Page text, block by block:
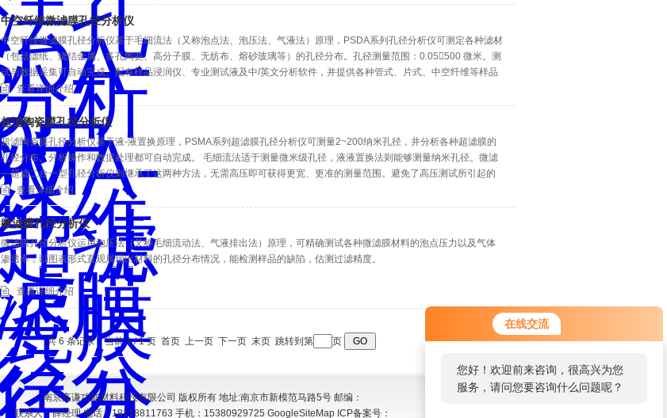
在线交流
您好！欢迎前来咨询，很高兴为您
服务，请问您要咨询什么问题呢？
中空纤维微滤膜孔径分析仪
中空纤维微滤膜孔径分析仪基于毛细流法（又称泡点法、泡压法、气液法）原理，PSDA系列孔径分析仪可测定各种滤材
（包括滤纸、烧结金属、多孔陶瓷、高分子膜、无纺布、熔砂玻璃等）的孔径分布。孔径测量范围：0.05500 微米。测
试与数据采集可自动完成。配有样品浸润仪、专业测试液及中/英文分析软件，并提供各种管式、片式、中空纤维等样品
测试组件。仪器国内并出口新西兰、韩国、马来西亚等。
查看详细介绍
超滤陶瓷膜孔径分析仪
超滤陶瓷膜孔径分析仪基于液-液置换原理，PSMA系列超滤膜孔径分析仪可测量2~200纳米孔径，并分析各种超滤膜的
孔径分布。分析操作和数据处理都可自动完成。 毛细流法适于测量微米级孔径，液液置换法则能够测量纳米孔径。微滤
—超滤二合一型孔径分析仪则继承了这两种方法，无需高压即可获得更宽、更准的测量范围。避免了高压测试所引起的
样品变形损坏、密封困难、告诉流动压力损失、数据失真、耗气量大等一系列问题。
查看详细介绍
微滤膜孔径分析仪
微滤膜孔径分析仪运用泡压法（又称毛细流动法、气液排出法）原理，可精确测试各种微滤膜材料的泡点压力以及气体
渗透率，以图表形式直观展现出材料的孔径分布情况，能检测样品的缺陷，估测过滤精度。
查看详细介绍
共 6 条记录，当前 1 / 1 页 首页 上一页 下一页 末页 跳转到第 页
南京高谦功能材料科技有限公司 版权所有 地址:南京市新模范马路5号 邮编：
联系人：薛经理 电话：18118811763 手机：15380929725 GoogleSiteMap ICP备案号：